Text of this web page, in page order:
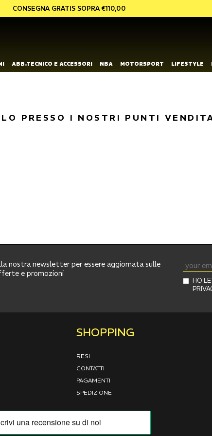
CONSEGNA GRATIS SOPRA €110,00
ABB.TECNICO E ACCESSORI NBA MOTORSPORT LIFESTYLE
PRESSO I NOSTRI PUNTI
nostra newsletter per essere aggiornata sulle
e promozioni
HO
SHOPPING
RESI
CONTATTI
PAGAMENTI
SPEDIZIONE